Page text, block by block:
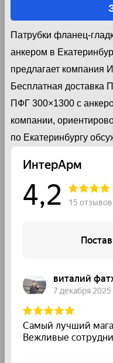
Патрубки фланец-
анкером в
предлагает компания
Бесплатная доставка
ПФГ 300×1300 с
компании,
по Екатеринбургу